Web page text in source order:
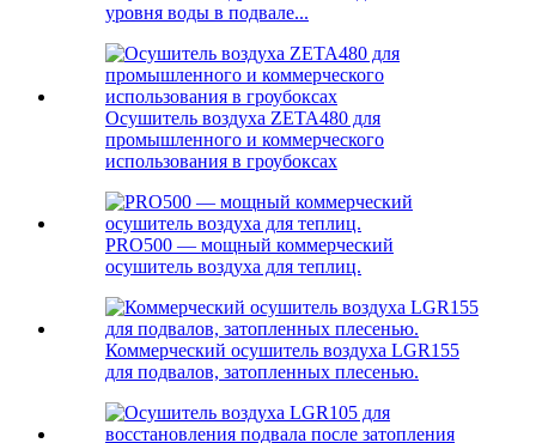
уровня воды в подвале...
Осушитель воздуха ZETA480 для
промышленного и коммерческого
использования в гроубоксах
PRO500 — мощный коммерческий
осушитель воздуха для теплиц.
Коммерческий осушитель воздуха LGR155
для подвалов, затопленных плесенью.